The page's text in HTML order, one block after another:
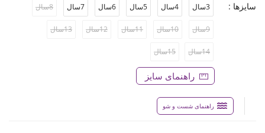
سایزها : 3سال 4سال 5سال 6سال 7سال 8سال
9سال 10سال 11سال 12سال 13سال
14سال 15سال
راهنمای سایز
راهنمای شست و شو